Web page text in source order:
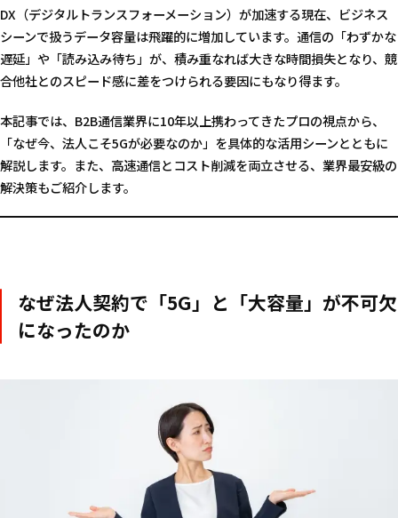
DX（デジタルトランスフォーメーション）が加速する現在、ビジネス
シーンで扱うデータ容量は飛躍的に増加しています。通信の「わずかな
遅延」や「読み込み待ち」が、積み重なれば大きな時間損失となり、競
合他社とのスピード感に差をつけられる要因にもなり得ます。
本記事では、B2B通信業界に10年以上携わってきたプロの視点から、
「なぜ今、法人こそ5Gが必要なのか」を具体的な活用シーンとともに
解説します。また、高速通信とコスト削減を両立させる、業界最安級の
解決策もご紹介します。
なぜ法人契約で「5G」と「大容量」が不可欠
になったのか